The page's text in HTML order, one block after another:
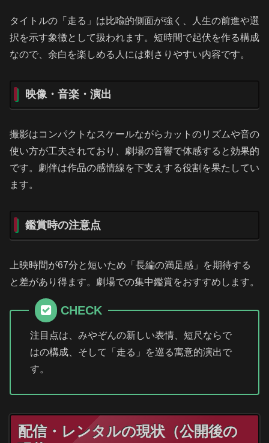
タイトルの「走る」は比喩的側面が強く、人生の前進や選
択を示す象徴として扱われます。短時間で起伏を作る構成
なので、余白を楽しめる人には刺さりやすい内容です。
映像・音楽・演出
撮影はコンパクトなスケールながらカットのリズムや音の
使い方が工夫されており、劇場の音響で体感すると効果的
です。劇伴は作品の感情線を下支えする役割を果たしてい
ます。
鑑賞時の注意点
上映時間が67分と短いため「長編の満足感」を期待する
と差があり得ます。劇場での集中鑑賞をおすすめします。
CHECK
注目点は、みやぞんの新しい表情、短尺ならで
はの構成、そして「走る」を巡る寓意的演出で
す。
配信・レンタルの現状（公開後の